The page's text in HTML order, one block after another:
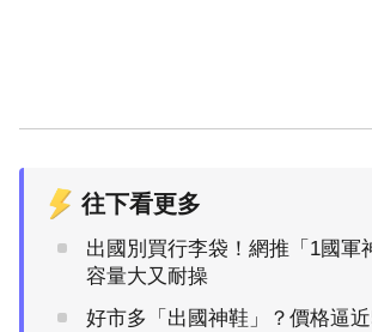
往下看更多
出國別買行李袋！網推「1國軍
容量大又耐操
好市多「出國神鞋」？價格逼近